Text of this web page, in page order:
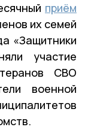
приём
их семей
«Защитники
участие
СВО
военной